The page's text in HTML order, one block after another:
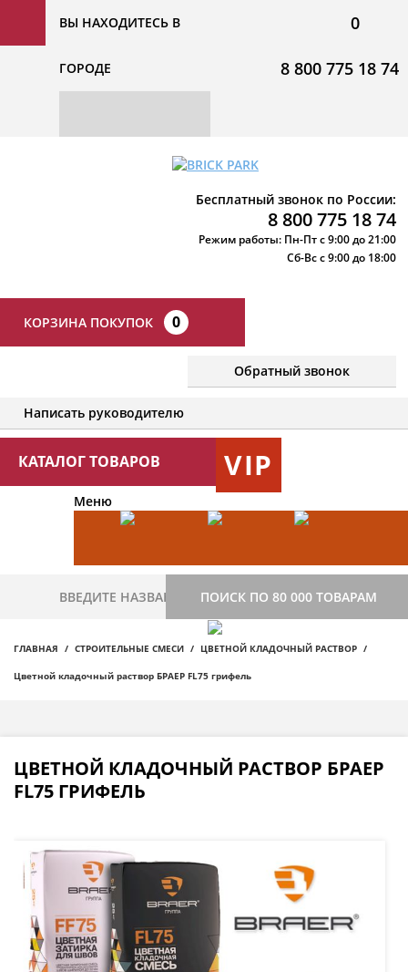
ВЫ НАХОДИТЕСЬ В
ГОРОДЕ
0
8 800 775 18 74
Бесплатный звонок по России:
8 800 775 18 74
Режим работы: Пн-Пт с 9:00 до 21:00
Сб-Вс с 9:00 до 18:00
КОРЗИНА ПОКУПОК 0
Обратный звонок
Написать руководителю
КАТАЛОГ ТОВАРОВ VIP
Меню
ПОИСК ПО 80 000 ТОВАРАМ
ГЛАВНАЯ СТРОИТЕЛЬНЫЕ СМЕСИ ЦВЕТНОЙ КЛАДОЧНЫЙ РАСТВОР
Цветной кладочный раствор БРАЕР FL75 грифель
ЦВЕТНОЙ КЛАДОЧНЫЙ РАСТВОР БРАЕР
FL75 ГРИФЕЛЬ